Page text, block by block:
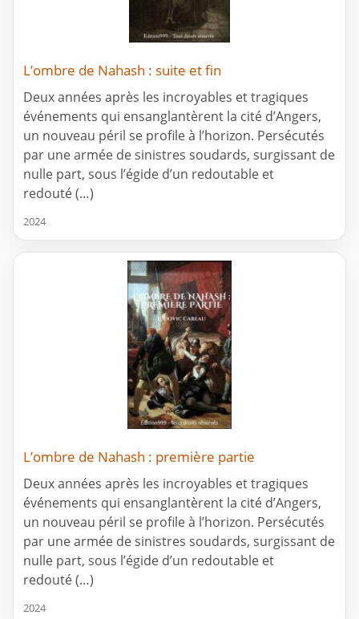
L’ombre de Nahash : suite et fin
Deux années après les incroyables et tragiques
événements qui ensanglantèrent la cité d’Angers,
un nouveau péril se profile à l’horizon. Persécutés
par une armée de sinistres soudards, surgissant de
nulle part, sous l’égide d’un redoutable et
redouté (…)
2024
L’ombre de Nahash : première partie
Deux années après les incroyables et tragiques
événements qui ensanglantèrent la cité d’Angers,
un nouveau péril se profile à l’horizon. Persécutés
par une armée de sinistres soudards, surgissant de
nulle part, sous l’égide d’un redoutable et
redouté (…)
2024